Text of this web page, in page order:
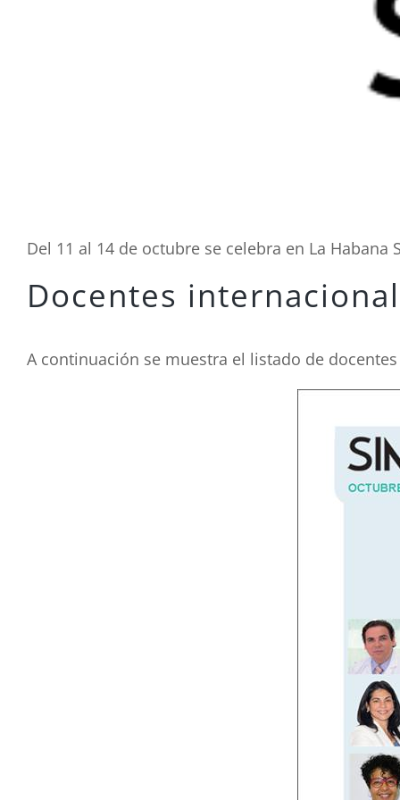
Del 11 al 14 de octubre se celebra en La
Docentes
A continuación se muestra el listado de